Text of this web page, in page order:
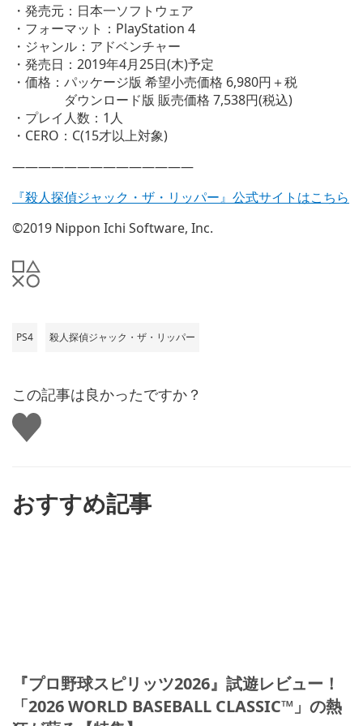
・発売元：日本一ソフトウェア
・フォーマット：PlayStation 4
・ジャンル：アドベンチャー
・発売日：2019年4月25日(木)予定
・価格：パッケージ版 希望小売価格 6,980円＋税
ダウンロード版 販売価格 7,538円(税込)
・プレイ人数：1人
・CERO：C(15才以上対象)
——————————————
『殺人探偵ジャック・ザ・リッパー』公式サイトはこちら
©2019 Nippon Ichi Software, Inc.
PS4 殺人探偵ジャック・ザ・リッパー
この記事は良かったですか？
い
い
おすすめ記事
『プロ野球スピリッツ2026』試遊レビュー！
「2026 WORLD BASEBALL CLASSIC™」の熱